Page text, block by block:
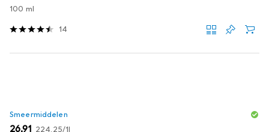
100 ml
14
Smeermiddelen
EUR
26,91 EUR
224,25/1l